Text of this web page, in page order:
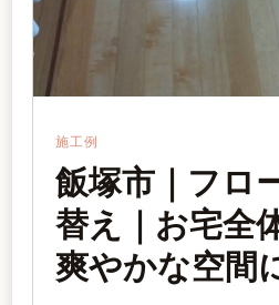
施工例
飯塚市｜フロ
替え｜お宅全
爽やかな空間